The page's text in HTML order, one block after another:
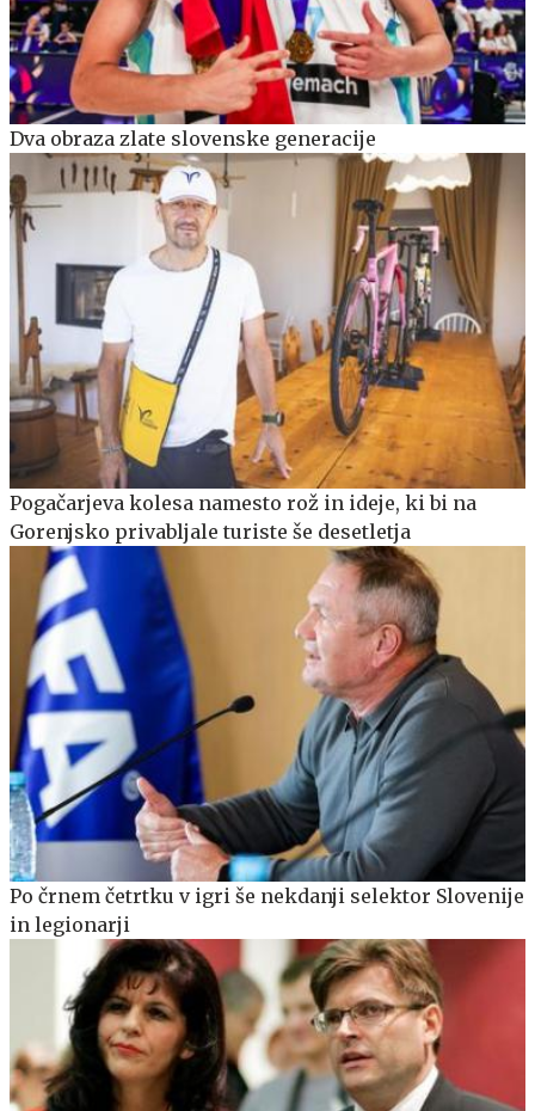
Dva obraza zlate slovenske generacije
Pogačarjeva kolesa namesto rož in ideje, ki bi na
Gorenjsko privabljale turiste še desetletja
Po črnem četrtku v igri še nekdanji selektor Slovenije
in legionarji